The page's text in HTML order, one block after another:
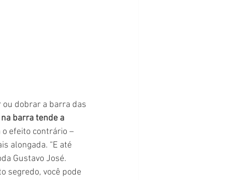
na barra tende a
efeito contrário –
alongada. “E até
Gustavo José.
segredo, você pode